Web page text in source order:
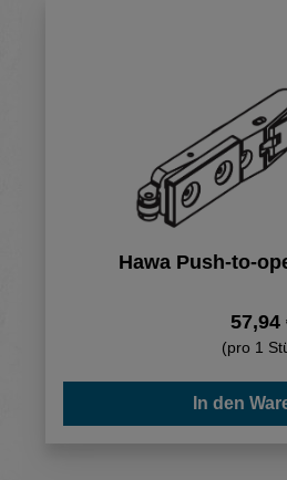
Hawa Push-to-
57,94
(pro 1
In den